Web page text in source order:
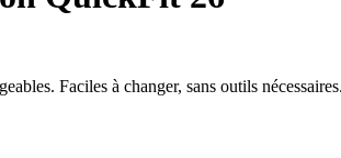
Faciles à changer, sans outils